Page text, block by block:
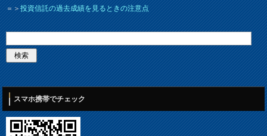
＝＞投資信託の過去成績を見るときの注意点
スマホ携帯でチェック